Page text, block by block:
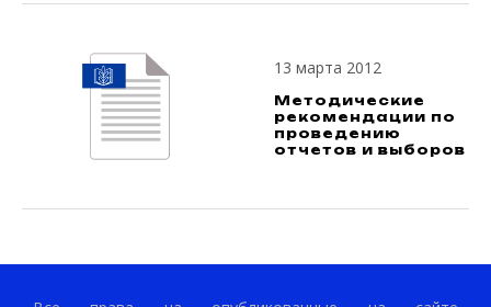
13 марта 2012
Методические
рекомендации по
проведению
отчетов и выборов